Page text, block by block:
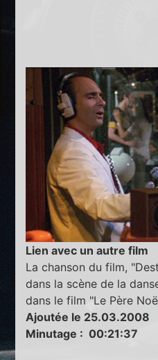
Lien avec un autre film
La chanson du film,
dans la scène de la
dans le film "Le Père
Ajoutée le 25.03.2008
Minutage : 00:21:37